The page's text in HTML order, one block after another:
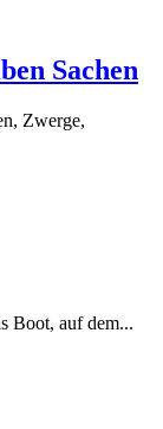
Sachen
Zwerge,
Boot, auf dem...